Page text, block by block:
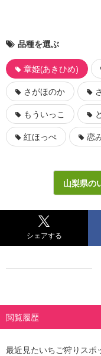
品種を選ぶ
章姫(あきひめ)
さがほのか
もういっこ
紅ほっぺ
恋
山梨県の
シェアする
閲覧履歴
最近見たいちご狩りスポ